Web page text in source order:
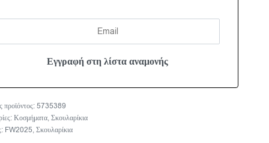
5735389
Κοσμήματα,Σκουλαρίκια
FW2025,Σκουλαρίκια